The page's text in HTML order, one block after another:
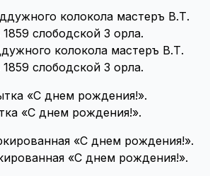
колокола мастеръ В.Т.
1859 слободской 3 орла.
«С днем рождения!».
«С днем рождения!».